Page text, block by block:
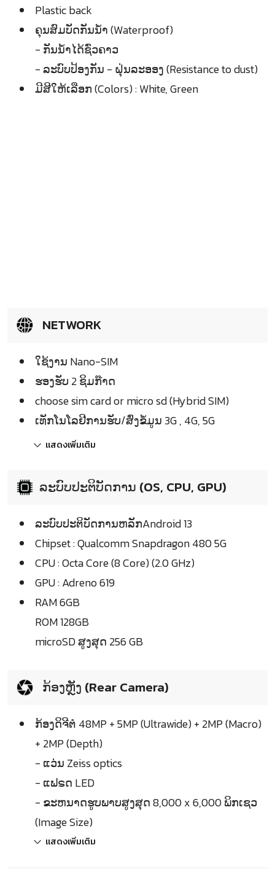
Plastic back
ຄຸນສົມບັດກັນນ້ຳ (Waterproof)
- ກັນນ້ຳໄດ້ຊົ່ວຄາວ
- ລະບົບປ້ອງກັນ - ຝຸ່ນລະອອງ (Resistance to dust)
ມີສີໃຫ້ເລືອກ (Colors) : White, Green
NETWORK
ໃຊ້ງານ Nano-SIM
ຮອງຮັບ 2 ຊິມກ໊າດ
choose sim card or micro sd (Hybrid SIM)
ເທັກໂນໂລຢີການຮັບ/ສົ່ງຂໍ້ມູນ 3G , 4G, 5G
แสดงเพิ่มเติม
ລະບົບປະຕິບັດການ (OS, CPU, GPU)
ລະບົບປະຕິບັດການຫລັກAndroid 13
Chipset : Qualcomm Snapdragon 480 5G
CPU : Octa Core (8 Core) (2.0 GHz)
GPU : Adreno 619
RAM 6GB
ROM 128GB
microSD ສູງສຸດ 256 GB
ກ້ອງຫຼັງ (Rear Camera)
ກ້ອງດິຈີຕໍ 48MP + 5MP (Ultrawide) + 2MP (Macro)
+ 2MP (Depth)
- ແວ່ນ Zeiss optics
- ແຟຣດ LED
- ຂະຫນາດຮູບພາບສູງສຸດ 8,000 x 6,000 ພິກເຊວ
(Image Size)
แสดงเพิ่มเติม